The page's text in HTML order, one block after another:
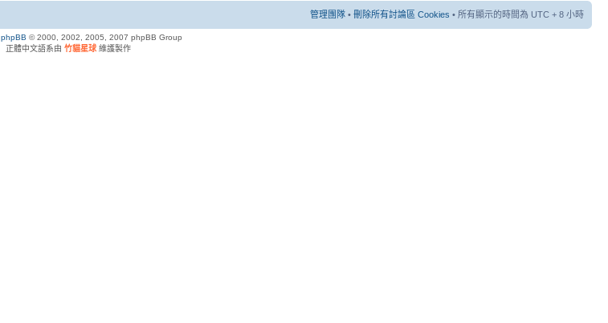
管理團隊 • 刪除所有討論區 Cookies • 所有顯示的時間為 UTC + 8 小時
phpBB © 2000, 2002, 2005, 2007 phpBB Group
正體中文語系由 竹貓星球 維護製作